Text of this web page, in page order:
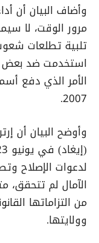
وأضاف البيان أن
تلبية تطلعات
استخدمت ضد بعض
الأمر الذي دفع
2007.
وأوضح البيان أن
لدعوات الإصلاح
الآمال لم تتحقق،
من التزاماتها
وولايتها.